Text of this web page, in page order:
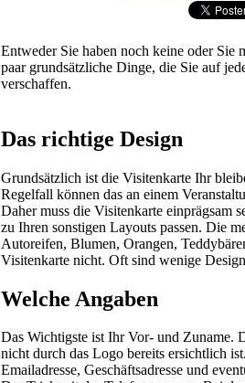
Entweder Sie haben noch keine oder Sie
paar grundsätzliche Dinge, die Sie auf
verschaffen.
Das richtige Design
Grundsätzlich ist die Visitenkarte Ihr
Regelfall können das an einem
Daher muss die Visitenkarte einprägsam
zu Ihren sonstigen Layouts passen. Die
Autoreifen, Blumen, Orangen,
Visitenkarte nicht. Oft sind wenige
Welche Angaben
Das Wichtigste ist Ihr Vor- und Zuname.
nicht durch das Logo bereits ersichtlich
Emailadresse, Geschäftsadresse und